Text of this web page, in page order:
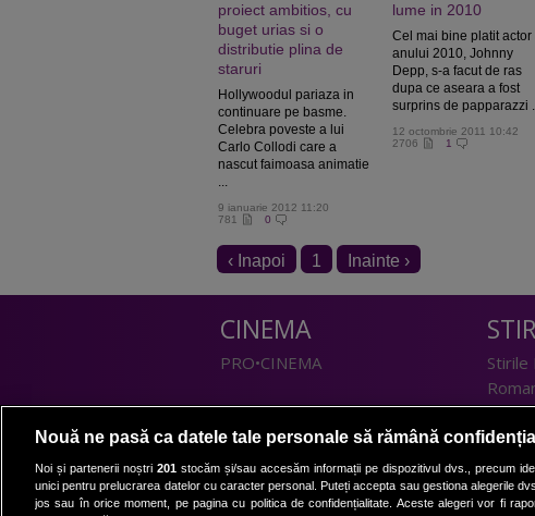
proiect ambitios, cu
buget urias si o
distributie plina de
staruri
Hollywoodul pariaza in
continuare pe basme.
Celebra poveste a lui
Carlo Collodi care a
nascut faimoasa animatie
...
9 ianuarie 2012 11:20
781
0
lume in 2010
Cel mai bine platit actor
anului 2010, Johnny
Depp, s-a facut de ras
dupa ce aseara a fost
surprins de papparazzi
12 octombrie 2011 10:42
2706
1
‹ Inapoi 1 Inainte ›
CINEMA
PRO•CINEMA
DIVERTISMENT
PRO•TV
Romanii au talent
Stirile
I Like
Nouă ne pasă ca datele tale personale să rămână
Noi și partenerii noștri 201stocăm și/sau accesăm informații pe dispozitivul dvs., precum
unici pentru prelucrarea datelor cu caracter personal. Puteți accepta sau gestiona alegerile
jos sau în orice moment, pe pagina cu politica de confidențialitate. Aceste alegeri vor fi